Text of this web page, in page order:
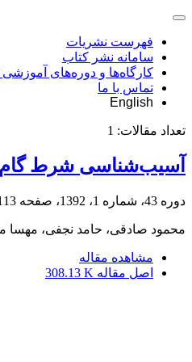
فهرست نشریات
سامانه نشر کتاب
کارگاه‌ها و دوره‌های
تماس با ما
English
تعداد مقالات: 1
آسیب‌شناسی شرط گام
دوره 43، شماره 1، 1392، صفحه 131
محمود صادقی، حامد نجفی، مهسا
مشاهده مقاله
اصل مقاله 308.13 K